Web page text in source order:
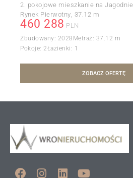
2. pokojowe mieszkanie na Jagodnie
Rynek Pierwotny 37.12 m
460 288 PLN
Zbudowany: 2028 Metraż: 37.12 m
Pokoje: 2Łazienki: 1
ZOBACZ OFERTĘ